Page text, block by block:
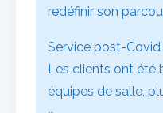
redéfinir son
Service post-
Les clients ont été
équipes de salle,